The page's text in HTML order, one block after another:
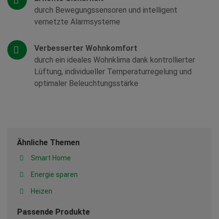
durch Bewegungssensoren und intelligent
vernetzte Alarmsysteme
Verbesserter Wohnkomfort
durch ein ideales Wohnklima dank kontrollierter
Lüftung, individueller Temperaturregelung und
optimaler Beleuchtungsstärke
Ähnliche Themen
Smart Home
Energie sparen
Heizen
Passende Produkte